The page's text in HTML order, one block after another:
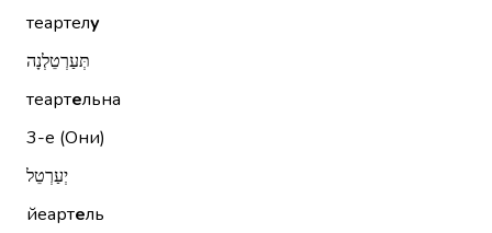
теартелу
תְּעַרְטֵלְנָה
теартельна
3-е (Они)
יְעַרְטֵל
йеартель